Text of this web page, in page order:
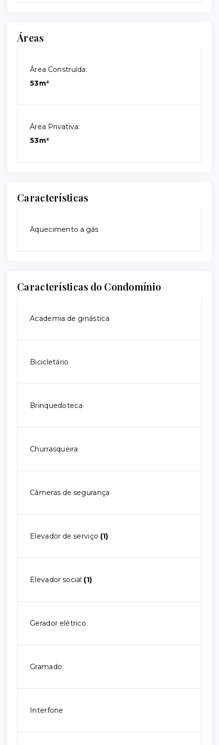
Áreas
Área Construída:
53m²
Área Privativa:
53m²
Características
Aquecimento a gás
Características do Condomínio
Academia de ginástica
Bicicletário
Brinquedoteca
Churrasqueira
Câmeras de segurança
Elevador de serviço (1)
Elevador social (1)
Gerador elétrico
Gramado
Interfone